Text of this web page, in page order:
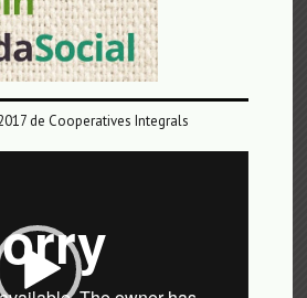
de Cooperatives Integrals